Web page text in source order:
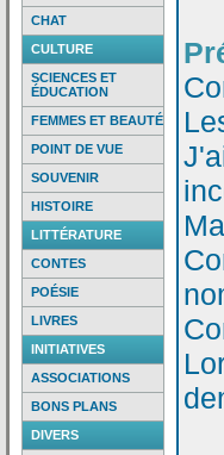
CHAT
CULTURE
SCIENCES ET
ÉDUCATION
FEMMES ET BEAUTÉ
POINT DE VUE
SOUVENIR
HISTOIRE
LITTÉRATURE
CONTES
POÉSIE
LIVRES
INITIATIVES
ASSOCIATIONS
BONS PLANS
DIVERS